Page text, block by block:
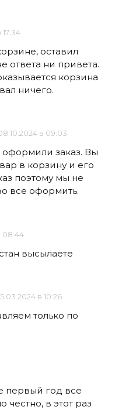
17:34
оставил
ответа ни привета.
корзина
ничего.
в 09:03
оформили заказ. Вы
в корзину и его
поэтому мы не
все оформить.
08:44
высылаете
в 10:26
только по
первый год все
честно, в этот раз